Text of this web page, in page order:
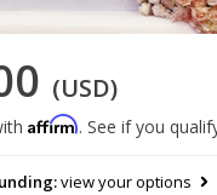
(USD)
Affirm. See if you
view your options